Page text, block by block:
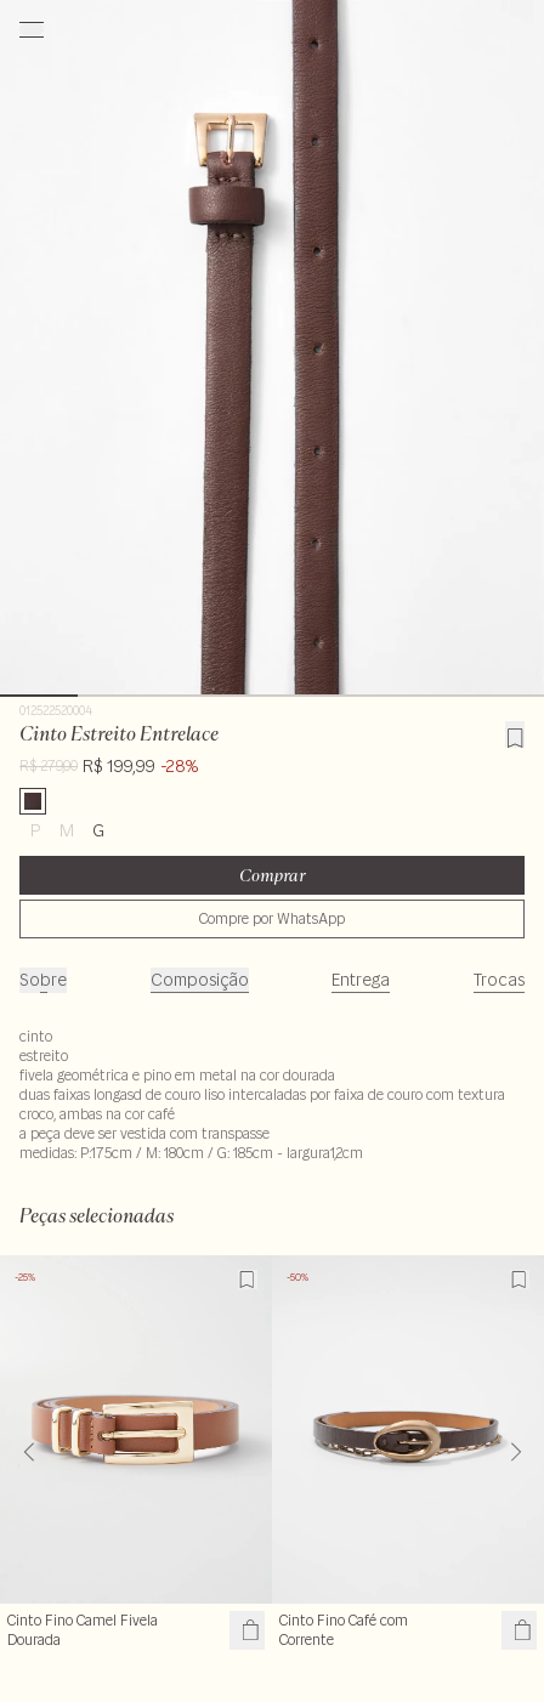
012522520004
Cinto Estreito Entrelace
R$ 279,00 R$ 199,99 -28%
P M G
Comprar
Compre por WhatsApp
Sobre Composição Entrega Trocas
cinto
estreito
fivela geométrica e pino em metal na cor dourada
duas faixas longasd de couro liso intercaladas por faixa de couro com textura
croco, ambas na cor café
a peça deve ser vestida com transpasse
medidas: P:175cm / M: 180cm / G: 185cm - largura1,2cm
Peças selecionadas
-25%
Cinto Fino Camel Fivela
Dourada
-50%
Cinto Fino Café com
Corrente